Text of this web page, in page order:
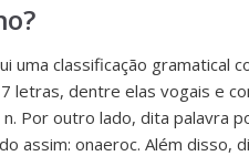
uma classificação gramatical
letras, dentre elas vogais e
n. Por outro lado, dita palavra
assim: onaeroc. Além disso,